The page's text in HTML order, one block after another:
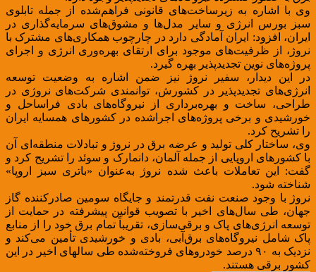
وی با اشاره به زیرساخت‌های قانونی فراهم‌شده از جمله تابلوی
سبز بورس انرژی و سایر مدل‌ها و مشوق‌های سرمایه‌گذاری در
ایران، افزود: ایران آمادگی دارد در چارچوب همکاری‌های مشترک با
نروژ، از ظرفیت‌های موجود برای ارتقای بهره‌وری انرژی و اجرای
پروژه‌های نوین تجدیدپذیر بهره گیرد.
در این دیدار، سفیر نروژ نیز ضمن اشاره به وضعیت توسعه
انرژی‌های تجدیدپذیر در کشورش، توانمندی شرکت‌های نروژی در
طراحی، ساخت و بهره‌برداری از نیروگاه‌های بادی فراساحل و
خورشیدی و برخی پروژه‌های اجراشده در کشورهای همسایه ایران
را تشریح کرد.
وی، ساختار کلی تولید و عرضه برق در نروژ و تبادلات منطقه‌ای آن
با کشورهای اروپایی از جمله آلمان، دانمارک و سوئد را تشریح کرد و
گفت: این تعاملات باعث شده نروژ به‌عنوان «باتری سبز اروپا»
شناخته شود.
نروژ با وجود صنعت نفت قدرتمند و جایگاه سومین صادرکننده گاز
جهان، طی سال‌های اخیر با تصویب قوانین پیشرفته در حمایت از
توسعه انرژی‌های پاک و برقی‌سازی، تقریباً تمام برق خود را از منابع
پاک شامل نیروگاه‌های برق‌آبی، بادی و خورشیدی تأمین می‌کند و
نزدیک به ۹۰ درصد خودروهای فروخته‌شده طی سالهای اخیر در این
کشور برقی هستند.